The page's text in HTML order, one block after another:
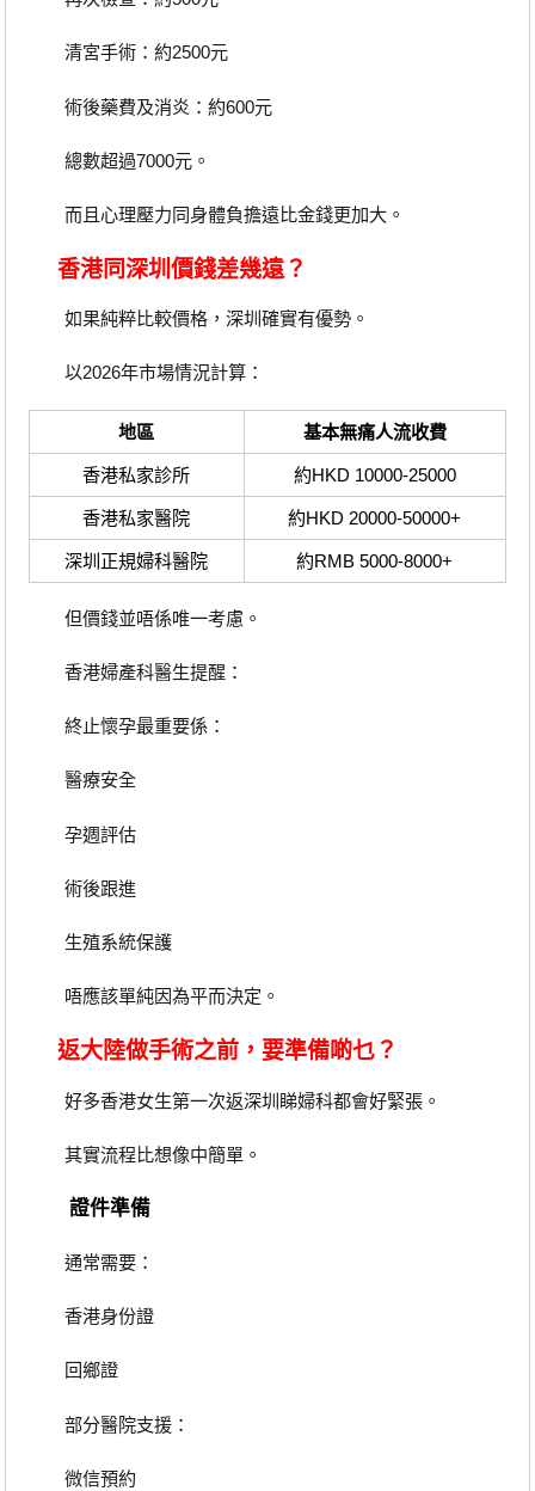
清宮手術：約2500元
術後藥費及消炎：約600元
總數超過7000元。
而且心理壓力同身體負擔遠比金錢更加大。
香港同深圳價錢差幾遠？
如果純粹比較價格，深圳確實有優勢。
以2026年市場情況計算：
地區 基本無痛人流收費
香港私家診所 約HKD 10000-25000
香港私家醫院 約HKD 20000-50000+
深圳正規婦科醫院 約RMB 5000-8000+
但價錢並唔係唯一考慮。
香港婦產科醫生提醒：
終止懷孕最重要係：
醫療安全
孕週評估
術後跟進
生殖系統保護
唔應該單純因為平而決定。
返大陸做手術之前，要準備啲乜？
好多香港女生第一次返深圳睇婦科都會好緊張。
其實流程比想像中簡單。
證件準備
通常需要：
香港身份證
回鄉證
部分醫院支援：
微信預約